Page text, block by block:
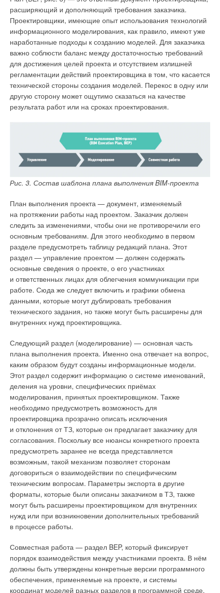
расширяющий и дополняющий требования заказчика.
Проектировщики, имеющие опыт использования технологий
информационного моделирования, как правило, имеют уже
наработанные подходы к созданию моделей. Для заказчика
важно соблюсти баланс между достаточностью требований
для достижения целей проекта и отсутствием излишней
регламентации действий проектировщика в том, что касается
технической стороны создания моделей. Перекос в одну или
другую сторону может ощутимо сказаться на качестве
результата работ или на сроках проектирования.
Рис. 3. Состав шаблона плана выполнения BIM-проекта
План выполнения проекта — документ, изменяемый
на протяжении работы над проектом. Заказчик должен
следить за изменениями, чтобы они не противоречили его
основным требованиям. Для этого необходимо в первом
разделе предусмотреть таблицу редакций плана. Этот
раздел — управление проектом — должен содержать
основные сведения о проекте, о его участниках
и ответственных лицах для облегчения коммуникации при
работе. Сюда же следует включить и графики обмена
данными, которые могут дублировать требования
технического задания, но также могут быть расширены для
внутренних нужд проектировщика.
Следующий раздел (моделирование) — основная часть
плана выполнения проекта. Именно она отвечает на вопрос,
каким образом будут созданы информационные модели.
Этот раздел содержит информацию о системе именований,
деления на уровни, специфических приёмах
моделирования, принятых проектировщиком. Также
необходимо предусмотреть возможность для
проектировщика прозрачно описать исключения
и отклонения от ТЗ, которые он предлагает заказчику для
согласования. Поскольку все нюансы конкретного проекта
предусмотреть заранее не всегда представляется
возможным, такой механизм позволяет сторонам
договориться о взаимодействии по специфическим
техническим вопросам. Параметры экспорта в другие
форматы, которые были описаны заказчиком в ТЗ, также
могут быть расширены проектировщиком для внутренних
нужд или при возникновении дополнительных требований
в процессе работы.
Совместная работа — раздел BEP, который фиксирует
порядок взаимодействия между участниками проекта. В нём
должны быть утверждены конкретные версии программного
обеспечения, применяемые на проекте, и системы
координат моделей разных разделов в программной среде,
Рис. 6. Сервис BIM Tender™
В 2020 году компанией «БИМСофт» был разработан сервис
полной автоматизации бизнес-процесса тендерного дела
BIM Tender (рис. 6), включающий в себя задачи
сводной оценочной таблицы (рис. 7) и выбора победителя
тендера. Как приложение, основанное на платформе
Autodesk Forge, BIM Tender прекрасно дополняет веб-сервис
BIM 360 в части, касающейся подсчёта объёмов,
объёмов субподрядчикам, анализа коммерческих
и проектировании сервиса, мы понимали, что он должен
включать в себя все роли, участвующие в данном бизнес-
процессе — BIM-менеджеров, специалистов технического
заказчика, специалистов тендерного комитета,
генподрядчиков, подрядчиков и даже проектировщиков для
проверки модели перед формированием тендерного
задания.
Рис. 7. Сводная оценочная таблица в BIM Tender™
Мы знаем, как долго и сложно составлять правильные
ведомости объёмов работ стандартными инструментами, как
бывает сложно сравнить полученные от субподрядчиков
коммерческие предложения, поэтому нами был создан
продукт BIM Tender, представляющий собой среду общих
данных для всех участников тендерного бизнес-процесса.
Мы рассматриваем информационную модель не только как
набор геометрии и каких-то параметров, а прежде всего как
единую базу данных, источник данных для автоматизации
и дальнейшей эксплуатации.
Введение данного программного комплекса позволило
в среднем до двух часом силами одного специалиста.
Применение множественных фильтров и группировок,
шаблонов тендерных заданий, автоматический анализ
обновлённой модели — всё это и позволяет сократить
рутинную работу более чем на порядок.